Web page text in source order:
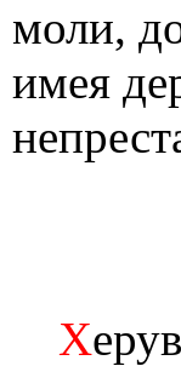
моли,
имея
Х